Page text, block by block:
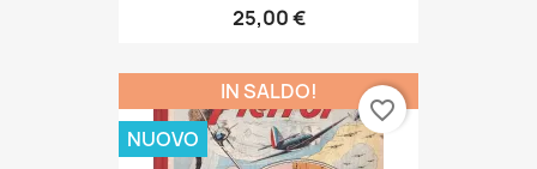
25,00 €
IN SALDO!
NUOVO
favorite_border